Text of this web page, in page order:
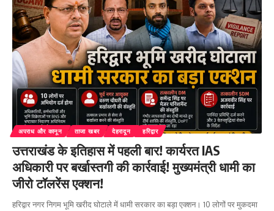
अपराध और कानून ताजा खबर देहरादून हरिद्वार
उत्तराखंड के इतिहास में पहली बार! कार्यरत IAS
अधिकारी पर बर्खास्तगी की कार्रवाई! मुख्यमंत्री धामी का
जीरो टॉलरेंस एक्शन!
हरिद्वार नगर निगम भूमि खरीद घोटाले में धामी सरकार का बड़ा एक्शन। 10 लोगों पर मुकदमा